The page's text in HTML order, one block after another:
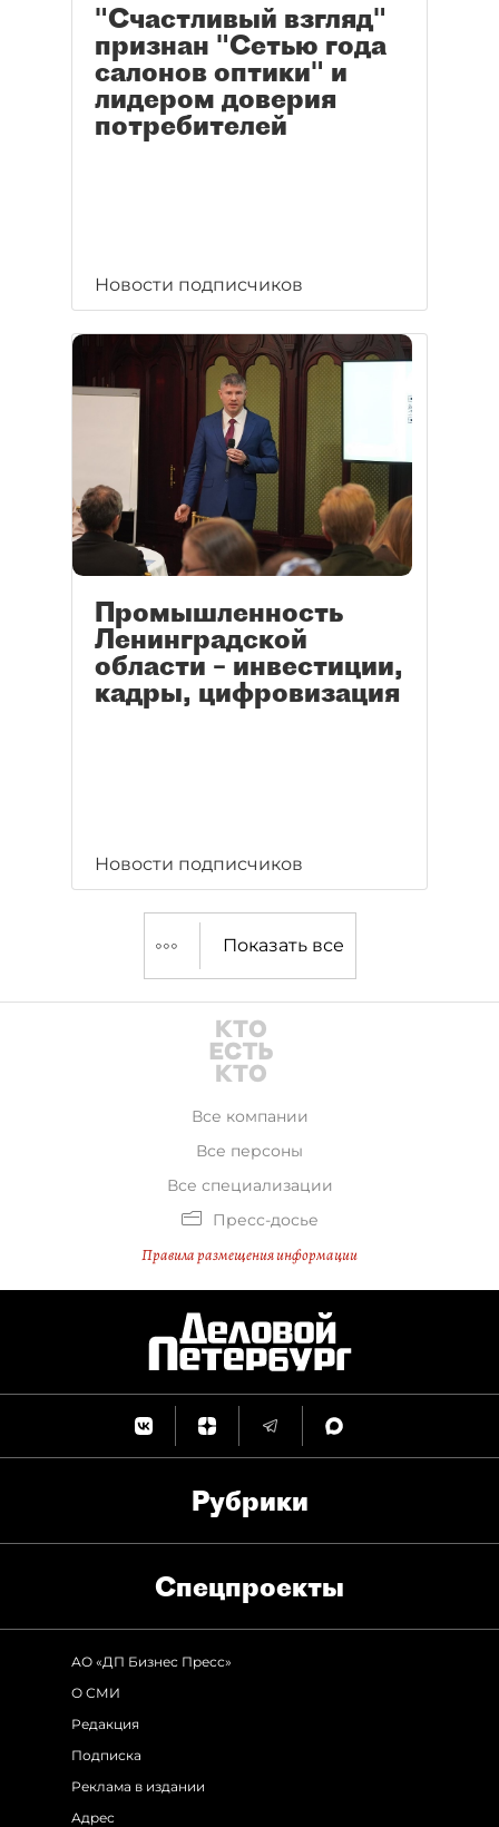
"Счастливый взгляд"
признан "Сетью года
салонов оптики" и
лидером доверия
потребителей
Новости подписчиков
Промышленность
Ленинградской
области – инвестиции,
кадры, цифровизация
Новости подписчиков
Показать все
Все компании
Все персоны
Все специализации
Пресс-досье
Правила размещения информации
Рубрики
Спец­проекты
АО «ДП Бизнес Пресс»
О СМИ
Редакция
Подписка
Реклама в издании
Адрес